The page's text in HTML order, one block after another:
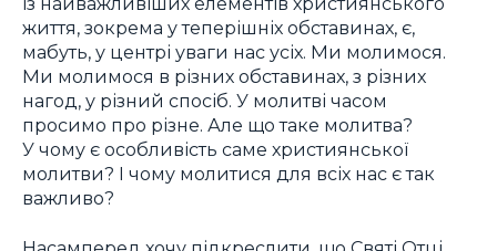
життя, зокрема у теперішніх обставинах, є,
мабуть, у центрі уваги нас усіх. Ми молимося.
Ми молимося в різних обставинах, з різних
нагод, у різний спосіб. У молитві часом
просимо про різне. Але що таке молитва?
У чому є особливість саме християнської
молитви? І чому молитися для всіх нас є так
важливо?